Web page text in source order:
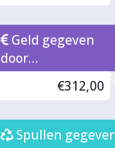
Geld gegeven
door
Abersonsfonds
€312,00
Spullen